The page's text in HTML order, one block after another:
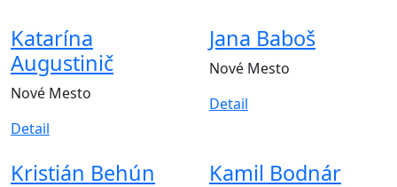
Katarína
Augustinič
Nové Mesto
Detail
Jana Baboš
Nové Mesto
Detail
Kristián Behún Kamil Bodnár